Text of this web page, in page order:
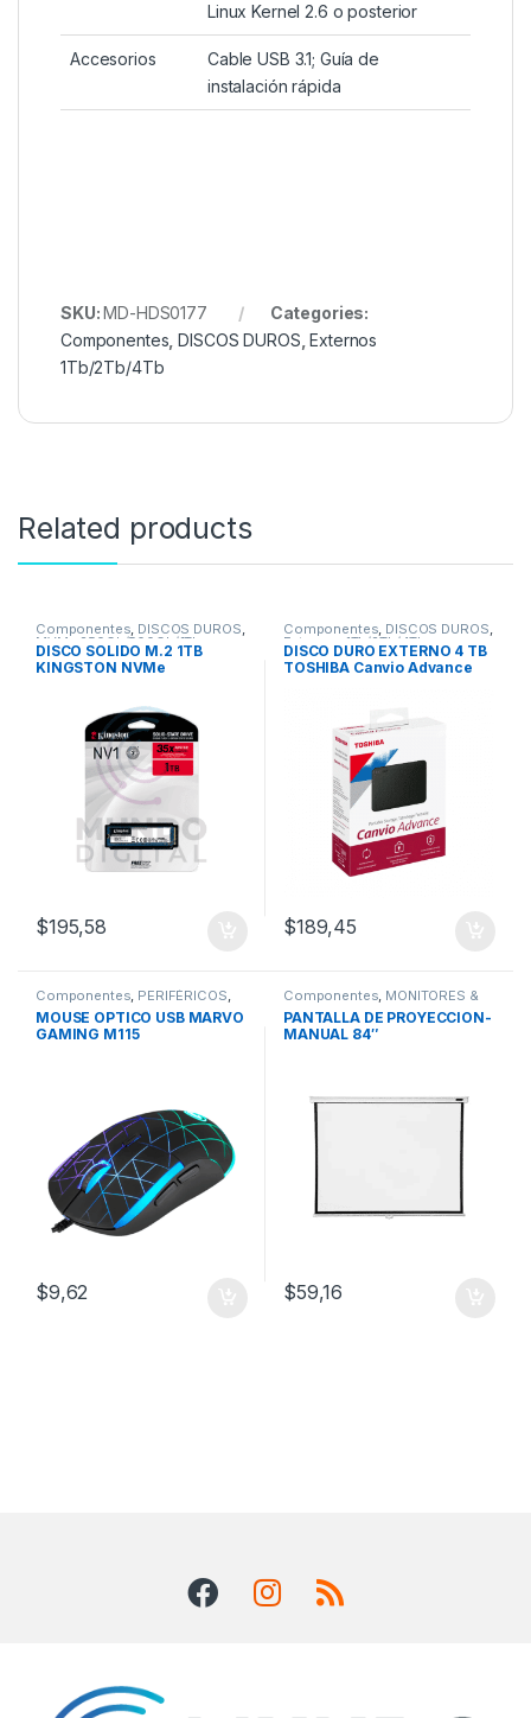
Linux Kernel 2.6 o posterior
Accesorios
Cable USB 3.1; Guía de
instalación rápida
SKU:MD-HDS0177
Categories:
Componentes ,DISCOS DUROS ,Externos
1Tb/2Tb/4Tb
Related products
Componentes, DISCOS DUROS,
MVMe 250Gb/500Gb/1Tb
DISCO SOLIDO M.2 1TB
KINGSTON NVMe
$195,58
Componentes, DISCOS DUROS,
Externos 1Tb/2Tb/4Tb
DISCO DURO EXTERNO 4 TB
TOSHIBA Canvio Advance
$189,45
Componentes, PERIFÉRICOS,
Mouse
MOUSE OPTICO USB MARVO
GAMING M115
$9,62
Componentes, MONITORES &
PROYECTORES
PANTALLA DE PROYECCION-
MANUAL 84″
$59,16